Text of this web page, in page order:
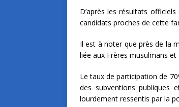
D’après les résultats
candidats proches de cette
Il est à noter que près de la
liée aux Frères musulmans et
Le taux de participation de
des subventions publiques
lourdement ressentis par la